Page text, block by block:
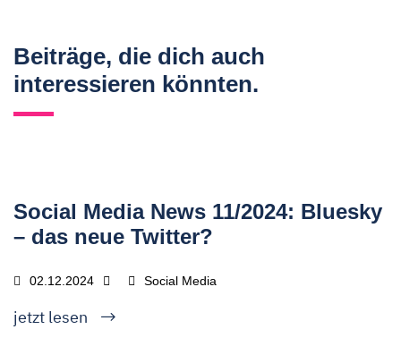
Beiträge, die dich auch
interessieren könnten.
Social Media News 11/2024: Bluesky
– das neue Twitter?
02.12.2024 Social Media
jetzt lesen